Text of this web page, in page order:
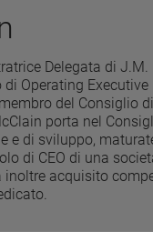
Delegata di J.M.
Operating
del Consiglio
porta nel
e di sviluppo,
di CEO di una
acquisito